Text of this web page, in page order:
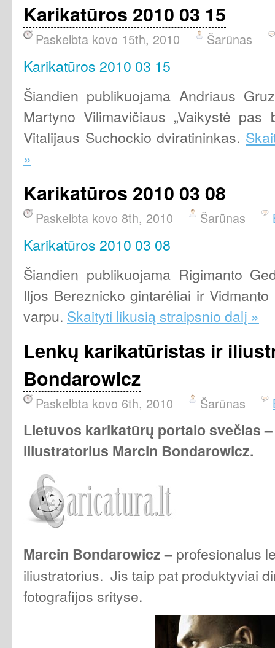
Karikatūros 2010 03 15
Paskelbta kovo 15th, 2010 Šarūnas
Karikatūros 2010 03 15
Šiandien publikuojama Andriaus
Martyno Vilimavičiaus „Vaikystė pas
Vitalijaus Suchockio dviratininkas.
»
Karikatūros 2010 03 08
Paskelbta kovo 8th, 2010 Šarūnas
Karikatūros 2010 03 08
Šiandien publikuojama Rigimanto
Iljos Bereznicko gintarėliai ir
varpu. Skaityti likusią straipsnio dalį »
Lenkų karikatūristas ir
Bondarowicz
Paskelbta kovo 6th, 2010 Šarūnas
Lietuvos karikatūrų portalo svečias
iliustratorius Marcin Bondarowicz.
Marcin Bondarowicz– profesionalus
iliustratorius. Jis taip pat produktyviai
fotografijos srityse.